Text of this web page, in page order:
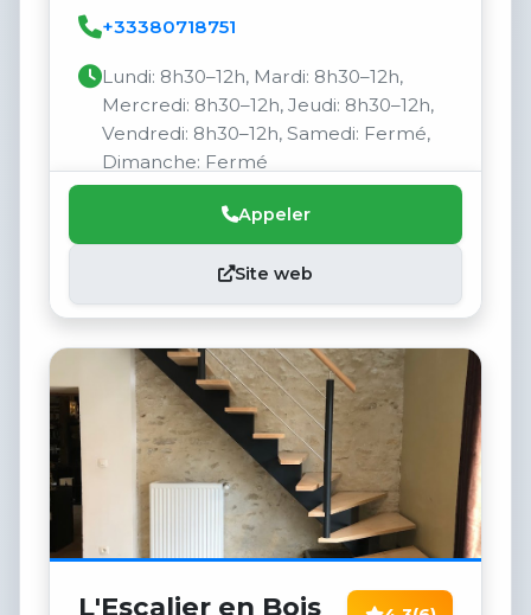
+33380718751
Lundi: 8h30–12h, Mardi: 8h30–12h,
Mercredi: 8h30–12h, Jeudi: 8h30–12h,
Vendredi: 8h30–12h, Samedi: Fermé,
Dimanche: Fermé
Appeler
Site web
L'Escalier en Bois